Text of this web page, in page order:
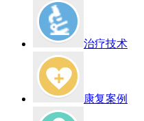
治疗技术
康复案例